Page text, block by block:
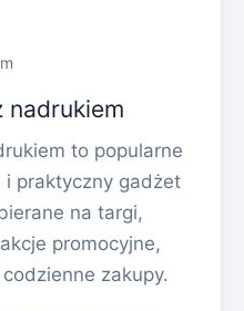
nadrukiem
to popularne
i praktyczny gadżet
na targi,
promocyjne,
zakupy.